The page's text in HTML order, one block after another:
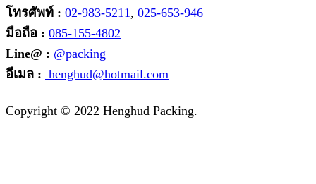
โทรศัพท์ : 02-983-5211 , 025-653-946
มือถือ : 085-155-4802
Line@ : @packing
อีเมล : henghud@hotmail.com
Facebook
Instagram
Tik-
tok
Line
Email
Copyright © 2022 Henghud Packing.